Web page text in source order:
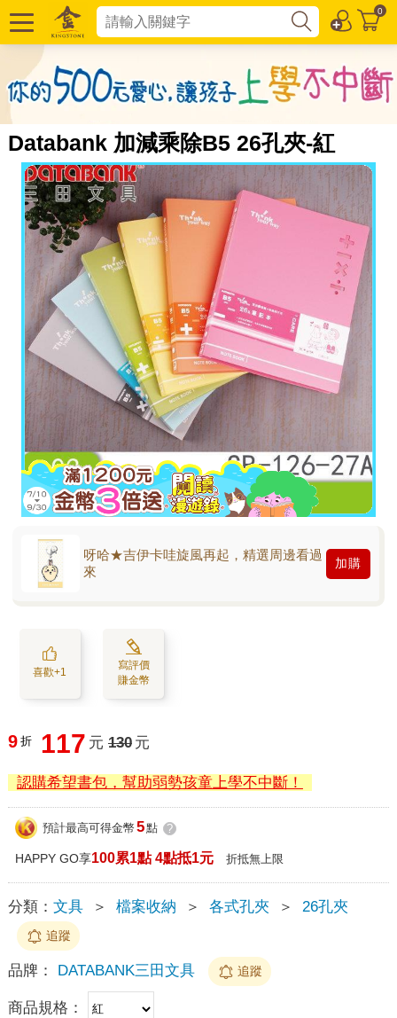
0
Databank 加減乘除B5 26孔夾-紅
呀哈★吉伊卡哇旋風再起，精選周邊看過
來
加購
喜歡+1
寫評價
賺金幣
9 折 117 元 130 元
認購希望書包，幫助弱勢孩童上學不中斷！
預計最高可得金幣 5點 ?
HAPPY GO享100累1點 4點抵1元 折抵無上限
分類： 文具 ＞ 檔案收納 ＞ 各式孔夾 ＞ 26孔夾
追蹤
品牌： DATABANK三田文具 追蹤
商品規格：